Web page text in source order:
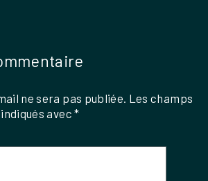
ne sera pas publiée. Les champs
avec*